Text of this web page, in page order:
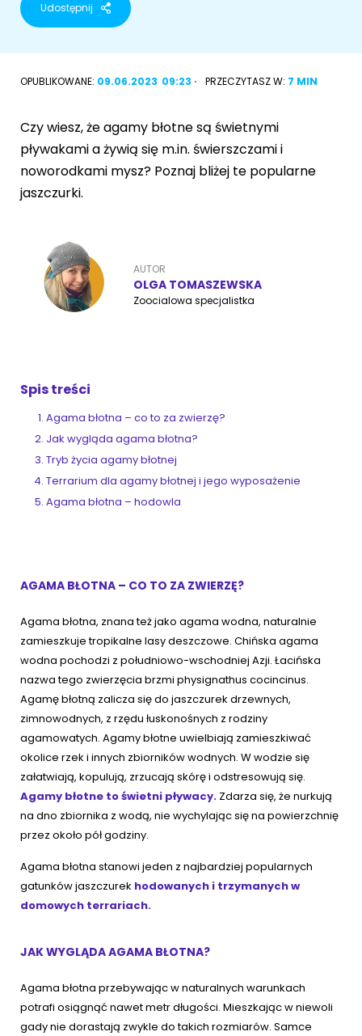
RASY PSÓW
Sznaucer miniaturowy
Golden retriever
Buldog francuski
Wyszukiwarka ras psów
ZoociaLove News
Kot perski
Kot rosyjski niebieski
Udostępnij
OPUBLIKOWANE: 09.06.2023 09:23 PRZECZYTASZ W: 7 MIN
Czy wiesz, że agamy błotne są świetnymi
pływakami a żywią się m.in. świerszczami i
noworodkami mysz? Poznaj bliżej te popularne
jaszczurki.
AUTOR
OLGA TOMASZEWSKA
Zoocialowa specjalistka
Spis treści
Agama błotna – co to za zwierzę?
Jak wygląda agama błotna?
Tryb życia agamy błotnej
Terrarium dla agamy błotnej i jego wyposażenie
Agama błotna – hodowla
AGAMA BŁOTNA – CO TO ZA ZWIERZĘ?
Agama błotna, znana też jako agama wodna, naturalnie
zamieszkuje tropikalne lasy deszczowe. Chińska agama
wodna pochodzi z południowo-wschodniej Azji. Łacińska
nazwa tego zwierzęcia brzmi physignathus cocincinus.
Agamę błotną zalicza się do jaszczurek drzewnych,
zimnowodnych, z rzędu łuskonośnych z rodziny
agamowatych. Agamy błotne uwielbiają zamieszkiwać
okolice rzek i innych zbiorników wodnych. W wodzie się
załatwiają, kopulują, zrzucają skórę i odstresowują się.
Agamy błotne to świetni pływacy. Zdarza się, że nurkują
na dno zbiornika z wodą, nie wychylając się na powierzchnię
przez około pół godziny.
Agama błotna stanowi jeden z najbardziej popularnych
gatunków jaszczurek hodowanych i trzymanych w
domowych terrariach.
JAK WYGLĄDA AGAMA BŁOTNA?
Agama błotna przebywając w naturalnych warunkach
potrafi osiągnąć nawet metr długości. Mieszkając w niewoli
gady nie dorastają zwykle do takich rozmiarów. Samce